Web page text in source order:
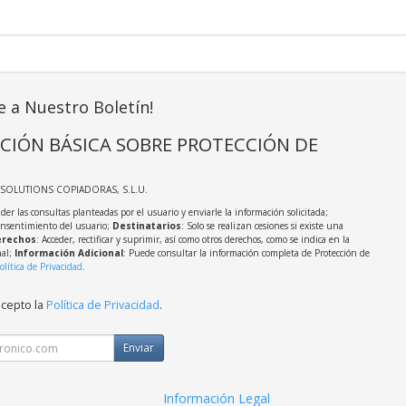
a Nuestro Boletín!
BÁSICA SOBRE PROTECCIÓN DE
COPIADORAS, S.L.U.
las consultas planteadas por el usuario y enviarle la información solicitada;
del usuario; Destinatarios: Solo se realizan cesiones si existe una
: Acceder, rectificar y suprimir, así como otros derechos, como se indica en la
Información Adicional: Puede consultar la información completa de Protección de
de Privacidad.
la Política de Privacidad.
Enviar
Información Legal